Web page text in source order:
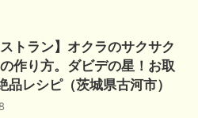
ストラン】オクラのサクサク
作り方。ダビデの星！お取
品レシピ（茨城県古河市）